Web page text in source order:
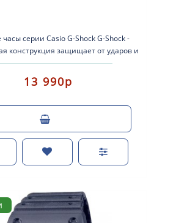
серии Casio G-Shock G-Shock -
конструкция защищает от ударов и
Кварцевые наручн..
13 990р